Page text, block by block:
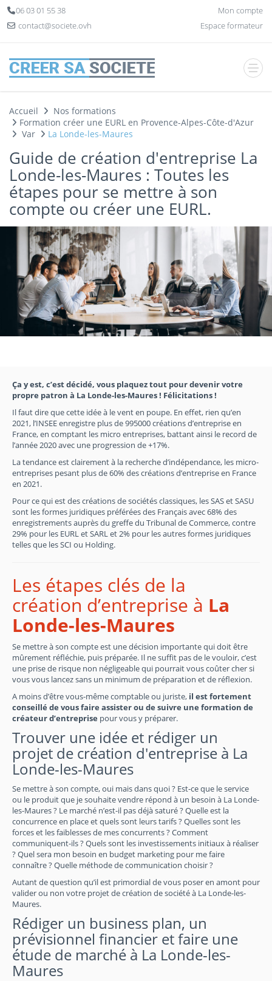
06 03 01 55 38
contact@societe.ovh
Mon compte
Espace formateur
Accueil
Nos formations
Formation créer une EURL en Provence-Alpes-Côte-d'Azur
Var
La Londe-les-Maures
Guide de création d'entreprise La
Londe-les-Maures : Toutes les
étapes pour se mettre à son
compte ou créer une EURL.
Ça y est, c’est décidé, vous plaquez tout pour devenir votre
propre patron à La Londe-les-Maures ! Félicitations !
Il faut dire que cette idée à le vent en poupe. En effet, rien qu’en
2021, l’INSEE enregistre plus de 995000 créations d’entreprise en
France, en comptant les micro entreprises, battant ainsi le record de
l’année 2020 avec une progression de +17%.
La tendance est clairement à la recherche d’indépendance, les micro-
entreprises pesant plus de 60% des créations d’entreprise en France
en 2021.
Pour ce qui est des créations de sociétés classiques, les SAS et SASU
sont les formes juridiques préférées des Français avec 68% des
enregistrements auprès du greffe du Tribunal de Commerce, contre
29% pour les EURL et SARL et 2% pour les autres formes juridiques
telles que les SCI ou Holding.
Les étapes clés de la
création d’entreprise à La
Londe-les-Maures
Se mettre à son compte est une décision importante qui doit être
mûrement réfléchie, puis préparée. Il ne suffit pas de le vouloir, c’est
une prise de risque non négligeable qui pourrait vous coûter cher si
vous vous lancez sans un minimum de préparation et de réflexion.
A moins d’être vous-même comptable ou juriste, il est fortement
conseillé de vous faire assister ou de suivre une formation de
créateur d’entreprise pour vous y préparer.
Trouver une idée et rédiger un
projet de création d'entreprise à La
Londe-les-Maures
Se mettre à son compte, oui mais dans quoi ? Est-ce que le service
ou le produit que je souhaite vendre répond à un besoin à La Londe-
les-Maures ? Le marché n’est-il pas déjà saturé ? Quelle est la
concurrence en place et quels sont leurs tarifs ? Quelles sont les
forces et les faiblesses de mes concurrents ? Comment
communiquent-ils ? Quels sont les investissements initiaux à réaliser
? Quel sera mon besoin en budget marketing pour me faire
connaître ? Quelle méthode de communication choisir ?
Autant de question qu’il est primordial de vous poser en amont pour
valider ou non votre projet de création de société à La Londe-les-
Maures.
Rédiger un business plan, un
prévisionnel financier et faire une
étude de marché à La Londe-les-
Maures
Panneau de gestion des cookies